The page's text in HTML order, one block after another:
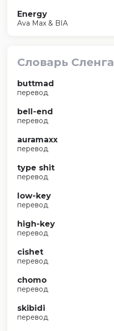
Energy
Ava Max & BIA
Словарь Сленга
buttmad
перевод
bell-end
перевод
auramaxx
перевод
type shit
перевод
low-key
перевод
high-key
перевод
cishet
перевод
chomo
перевод
skibidi
перевод